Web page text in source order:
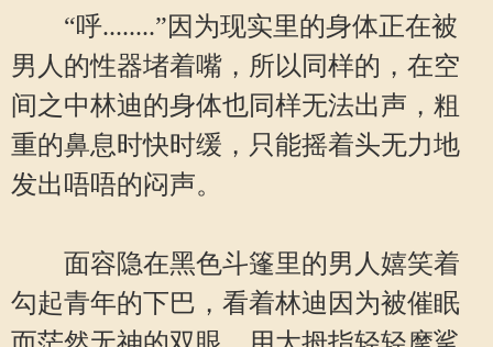
“呼........”因为现实里的身体正在被
男人的性器堵着嘴，所以同样的，在空
间之中林迪的身体也同样无法出声，粗
重的鼻息时快时缓，只能摇着头无力地
发出唔唔的闷声。
面容隐在黑色斗篷里的男人嬉笑着
勾起青年的下巴，看着林迪因为被催眠